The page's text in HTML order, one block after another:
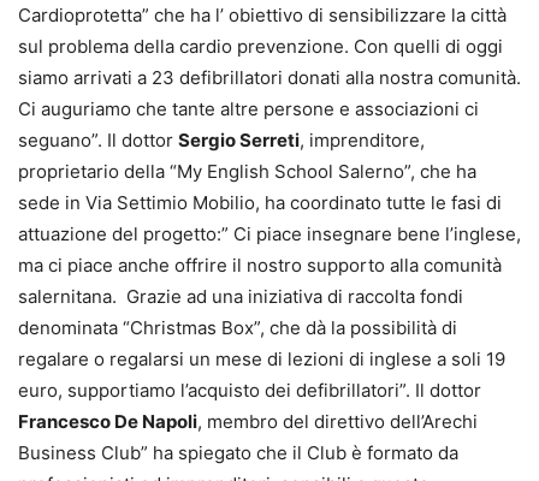
Cardioprotetta” che ha l’ obiettivo di sensibilizzare la città
sul problema della cardio prevenzione. Con quelli di oggi
siamo arrivati a 23 defibrillatori donati alla nostra comunità.
Ci auguriamo che tante altre persone e associazioni ci
seguano”. Il dottor Sergio Serreti, imprenditore,
proprietario della “My English School Salerno”, che ha
sede in Via Settimio Mobilio, ha coordinato tutte le fasi di
attuazione del progetto:” Ci piace insegnare bene l’inglese,
ma ci piace anche offrire il nostro supporto alla comunità
salernitana. Grazie ad una iniziativa di raccolta fondi
denominata “Christmas Box”, che dà la possibilità di
regalare o regalarsi un mese di lezioni di inglese a soli 19
euro, supportiamo l’acquisto dei defibrillatori”. Il dottor
Francesco De Napoli, membro del direttivo dell’Arechi
Business Club” ha spiegato che il Club è formato da